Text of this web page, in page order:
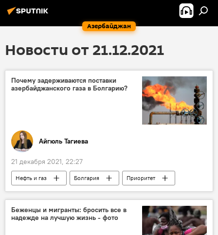
Азербайджан
Новости от 21.12.2021
Почему задерживаются поставки
азербайджанского газа в Болгарию?
Айгюль Тагиева
21 декабря 2021, 22:27
Нефть и газ Болгария
Приоритет
Газ
Азербайджан
Беженцы и мигранты: бросить все в
надежде на лучшую жизнь - фото